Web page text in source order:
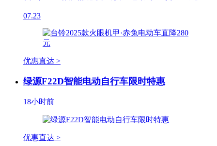
07.23
优惠直达 >
绿源F22D智能电动自行车限时特惠
18小时前
优惠直达 >